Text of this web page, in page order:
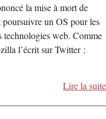
la mise à mort de
un OS pour les
technologies web. Comme
l’écrit sur Twitter :
Lire la suite